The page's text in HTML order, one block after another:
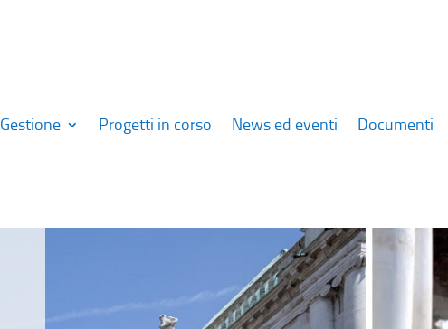
Gestione Progetti in corso News ed eventi Documenti